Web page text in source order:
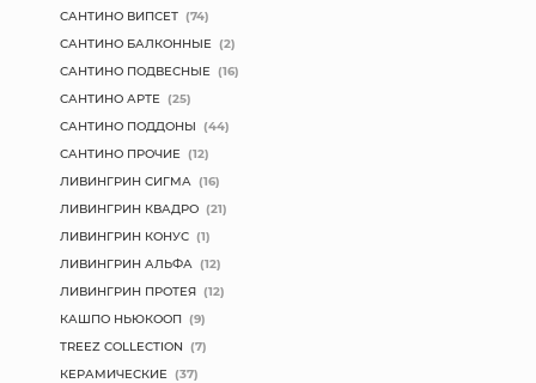
СУНДУКИ
ИСКУССТВЕННЫЕ ЦВЕТЫ
ПАКЕТЫ И СУМКИ
ПОДАРОЧНЫЕ КАРТЫ
ТОРГОВЫЙ ЦЕНТР
САНТИНО ВИПСЕТ (74)
САНТИНО БАЛКОННЫЕ (2)
САНТИНО ПОДВЕСНЫЕ (16)
САНТИНО АРТЕ (25)
САНТИНО ПОДДОНЫ (44)
САНТИНО ПРОЧИЕ (12)
ЛИВИНГРИН СИГМА (16)
ЛИВИНГРИН КВАДРО (21)
ЛИВИНГРИН КОНУС (1)
ЛИВИНГРИН АЛЬФА (12)
ЛИВИНГРИН ПРОТЕЯ (12)
КАШПО НЬЮКООП (9)
TREEZ COLLECTION (7)
КЕРАМИЧЕСКИЕ (37)